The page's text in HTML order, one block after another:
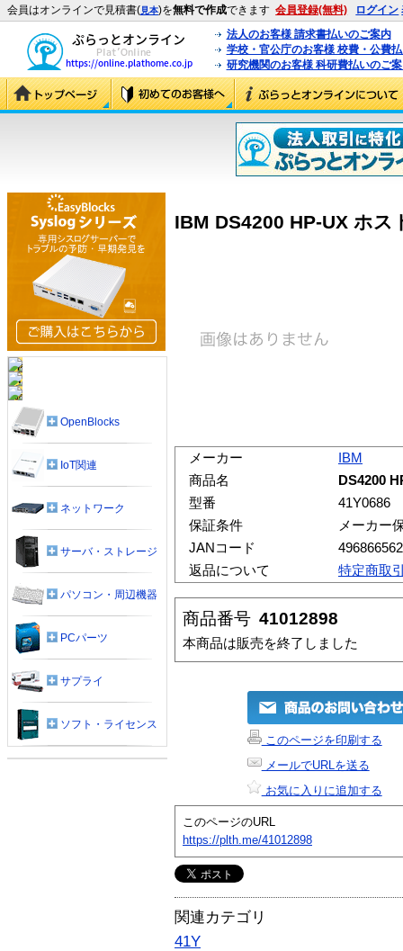
会員はオンラインで見積書(見本)を無料で作成できます 会員登録(無料) ログイン
法人のお客様 請求書払いのご案内
学校・官公庁のお客様 校費・公費
研究機関のお客様 科研費払いのご
IBM DS4200 HP-UX ホス
メーカー
IBM
商品名
DS4200
型番
41Y0686
保証条件
メーカー
JANコード
返品について
特定商取
商品番号 41012898
本商品は販売を終了しました
このページを印刷する
メールでURLを送る
お気に入りに追加する
このページのURL
https://plth.me/41012898
関連カテゴリ
41Y
OpenBlocks
IoT関連
ネットワーク
サーバ・ストレージ
パソコン・周辺機器
PCパーツ
サプライ
ソフト・ライセンス